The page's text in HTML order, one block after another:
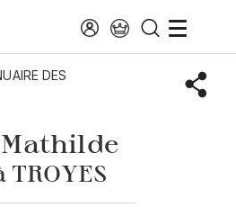
Troyes Derisson Mathilde
DES